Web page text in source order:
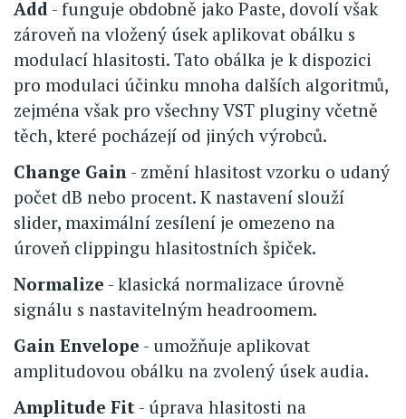
Add - funguje obdobně jako Paste, dovolí však
zároveň na vložený úsek aplikovat obálku s
modulací hlasitosti. Tato obálka je k dispozici
pro modulaci účinku mnoha dalších algoritmů,
zejména však pro všechny VST pluginy včetně
těch, které pocházejí od jiných výrobců.
Change Gain - změní hlasitost vzorku o udaný
počet dB nebo procent. K nastavení slouží
slider, maximální zesílení je omezeno na
úroveň clippingu hlasitostních špiček.
Normalize - klasická normalizace úrovně
signálu s nastavitelným headroomem.
Gain Envelope - umožňuje aplikovat
amplitudovou obálku na zvolený úsek audia.
Amplitude Fit - úprava hlasitosti na